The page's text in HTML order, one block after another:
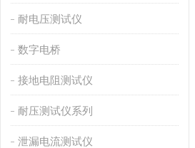
耐电压测试仪
数字电桥
接地电阻测试仪
耐压测试仪系列
泄漏电流测试仪